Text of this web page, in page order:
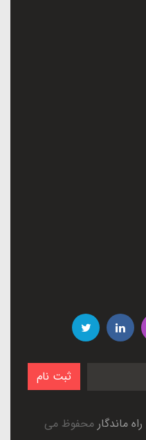
ثبت نام
راه ماندگار محفوظ می